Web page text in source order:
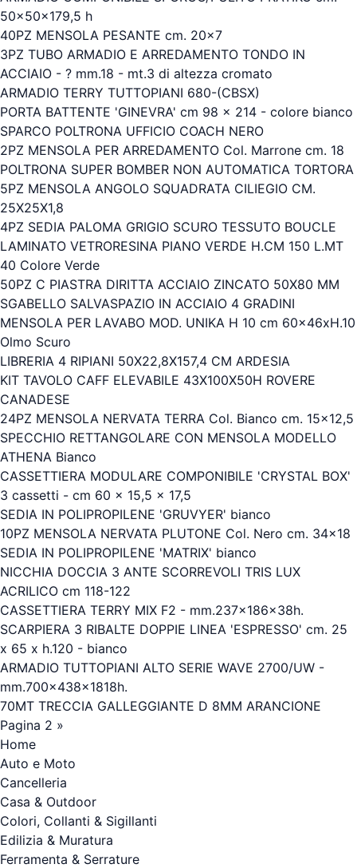
50x50x179,5 h
40PZ MENSOLA PESANTE cm. 20x7
3PZ TUBO ARMADIO E ARREDAMENTO TONDO IN
ACCIAIO - ? mm.18 - mt.3 di altezza cromato
ARMADIO TERRY TUTTOPIANI 680-(CBSX)
PORTA BATTENTE 'GINEVRA' cm 98 x 214 - colore bianco
SPARCO POLTRONA UFFICIO COACH NERO
2PZ MENSOLA PER ARREDAMENTO Col. Marrone cm. 18
POLTRONA SUPER BOMBER NON AUTOMATICA TORTORA
5PZ MENSOLA ANGOLO SQUADRATA CILIEGIO CM.
25X25X1,8
4PZ SEDIA PALOMA GRIGIO SCURO TESSUTO BOUCLE
LAMINATO VETRORESINA PIANO VERDE H.CM 150 L.MT
40 Colore Verde
50PZ C PIASTRA DIRITTA ACCIAIO ZINCATO 50X80 MM
SGABELLO SALVASPAZIO IN ACCIAIO 4 GRADINI
MENSOLA PER LAVABO MOD. UNIKA H 10 cm 60x46xH.10
Olmo Scuro
LIBRERIA 4 RIPIANI 50X22,8X157,4 CM ARDESIA
KIT TAVOLO CAFF ELEVABILE 43X100X50H ROVERE
CANADESE
24PZ MENSOLA NERVATA TERRA Col. Bianco cm. 15x12,5
SPECCHIO RETTANGOLARE CON MENSOLA MODELLO
ATHENA Bianco
CASSETTIERA MODULARE COMPONIBILE 'CRYSTAL BOX'
3 cassetti - cm 60 x 15,5 x 17,5
SEDIA IN POLIPROPILENE 'GRUVYER' bianco
10PZ MENSOLA NERVATA PLUTONE Col. Nero cm. 34x18
SEDIA IN POLIPROPILENE 'MATRIX' bianco
NICCHIA DOCCIA 3 ANTE SCORREVOLI TRIS LUX
ACRILICO cm 118-122
CASSETTIERA TERRY MIX F2 - mm.237x186x38h.
SCARPIERA 3 RIBALTE DOPPIE LINEA 'ESPRESSO' cm. 25
x 65 x h.120 - bianco
ARMADIO TUTTOPIANI ALTO SERIE WAVE 2700/UW -
mm.700x438x1818h.
70MT TRECCIA GALLEGGIANTE D 8MM ARANCIONE
Pagina 2 »
Home
Auto e Moto
Cancelleria
Casa & Outdoor
Colori, Collanti & Sigillanti
Edilizia & Muratura
Ferramenta & Serrature